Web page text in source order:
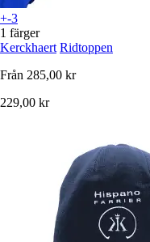
+-3
1 färger
Kerckhaert Ridtoppen
Från 285,00 kr
229,00 kr